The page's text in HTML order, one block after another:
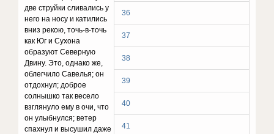
36
37
38
39
40
41
две струйки сливались у
него на носу и катились
вниз рекою, точь-в-точь
как Юг и Сухона
образуют Северную
Двину. Это, однако же,
облегчило Савелья; он
отдохнул; доброе
солнышко так весело
взглянуло ему в очи, что
он улыбнулся; ветер
спахнул и высушил даже